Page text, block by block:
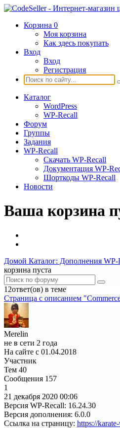
Корзина 0
Моя корзина
Как здесь покупать
Вход
Вход
Регистрация
Каталог
WordPress
WP-Recall
Форум
Группы
Задания
WP-Recall
Скачать WP-Recall
Документация WP-
Шорткоды WP-Recall
Новости
Ваша корзина
Домой Каталог: Дополнения WP-
корзина пуста
12ответ(ов) в теме
Страница c описанием
Merelin
не в сети 2 года
На сайте с 01.04.2018
Участник
Тем 40
Сообщения 157
1
21 декабря 2020 00:06
Версия WP-Recall: 16.24.30
Версия дополнения: 6.0.0
Ссылка на страницу: https://